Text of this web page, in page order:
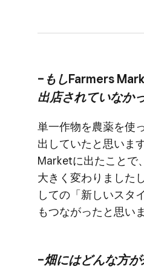
–もしFarmers
出店されていなか
単一作物を​農薬を​使
出していたと​思いま
Marketに​出た​ことで
大きく​変わりました
しての​「新しい​スタ
もつながったと​思いま
–畑には​どんな​方